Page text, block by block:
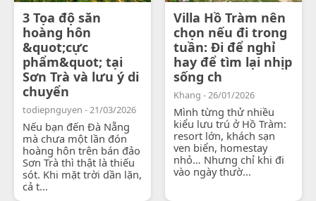
3 Tọa độ săn
hoàng hôn
&quot;cực
phẩm&quot; tại
Sơn Trà và lưu ý di
chuyển
todiepnguyen - 21/03/2026
Nếu bạn đến Đà Nẵng
mà chưa một lần đón
hoàng hôn trên bán đảo
Sơn Trà thì thật là thiếu
sót. Khi mặt trời dần lặn,
cả t...
Villa Hồ Tràm nên
chọn nếu đi trong
tuần: Đi để nghỉ
hay để tìm lại nhịp
sống ch
Khang - 26/01/2026
Mình từng thử nhiều
kiểu lưu trú ở Hồ Tràm:
resort lớn, khách sạn
ven biển, homestay
nhỏ… Nhưng chỉ khi đi
vào ngày thườ...